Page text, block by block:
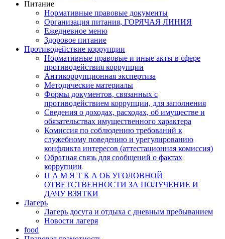
Питание
Нормативные правовые документы
Организация питания, ГОРЯЧАЯ ЛИНИЯ
Ежедневное меню
Здоровое питание
Противодействие коррупции
Нормативные правовые и иные акты в сфере
противодействия коррупции
Антикоррупционная экспертиза
Методические материалы
Формы документов, связанных с
противодействием коррупции, для заполнения
Сведения о доходах, расходах, об имуществе и
обязательствах имущественного характера
Комиссия по соблюдению требований к
служебному поведению и урегулированию
конфликта интересов (аттестационная комиссия)
Обратная связь для сообщений о фактах
коррупции
П А М Я Т К А ОБ УГОЛОВНОЙ
ОТВЕТСТВЕННОСТИ ЗА ПОЛУЧЕНИЕ И
ДАЧУ ВЗЯТКИ
Лагерь
Лагерь досуга и отдыха с дневным пребыванием
Новости лагеря
food